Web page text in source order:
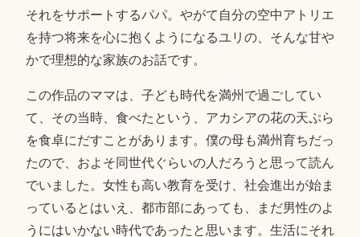
それをサポートするパパ。やがて自分の空中アトリエ
を持つ将来を心に抱くようになるユリの、そんな甘や
かで理想的な家族のお話です。
この作品のママは、子ども時代を満州で過ごしてい
て、その当時、食べたという、アカシアの花の天ぷら
を食卓にだすことがあります。僕の母も満州育ちだっ
たので、およそ同世代ぐらいの人だろうと思って読ん
でいました。女性も高い教育を受け、社会進出が始ま
っているとはいえ、都市部にあっても、まだ男性のよ
うにはいかない時代であったと思います。生活にそれ